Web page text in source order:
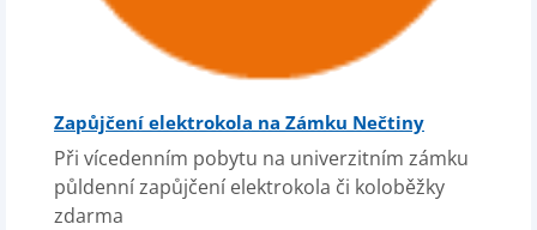
Zapůjčení elektrokola na Zámku Nečtiny
Při vícedenním pobytu na univerzitním zámku
půldenní zapůjčení elektrokola či koloběžky
zdarma